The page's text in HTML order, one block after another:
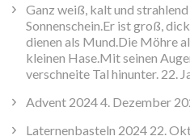
Ganz weiß, kalt und
Sonnenschein.Er ist groß,
dienen als Mund.Die Möhre
kleinen Hase.Mit seinen
verschneite Tal hinunter. 22.
Advent 20244. Dezember
Laternenbasteln 2024 22.